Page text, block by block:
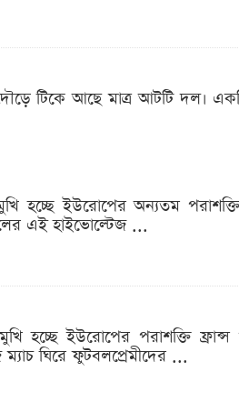
টিকে আছে মাত্র আটটি দল।
হচ্ছে ইউরোপের অন্যতম
এই হাইভোল্টেজ ...
হচ্ছে ইউরোপের পরাশক্তি
ঘিরে ফুটবলপ্রেমীদের ...